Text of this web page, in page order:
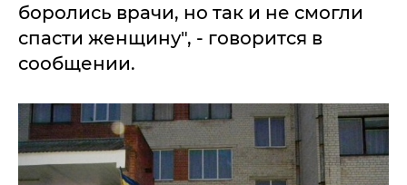
боролись врачи, но так и не смогли
спасти женщину", - говорится в
сообщении.